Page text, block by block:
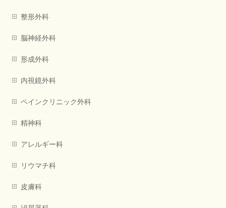
整形外科
脳神経外科
形成外科
内視鏡外科
ペインクリニック外科
精神科
アレルギー科
リウマチ科
皮膚科